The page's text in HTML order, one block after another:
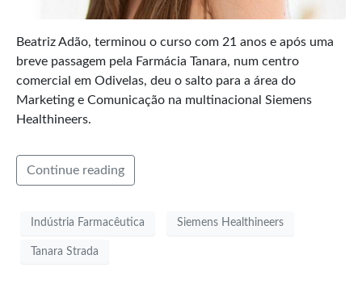
Beatriz Adão, terminou o curso com 21 anos e após uma
breve passagem pela Farmácia Tanara, num centro
comercial em Odivelas, deu o salto para a área do
Marketing e Comunicação na multinacional Siemens
Healthineers.
Continue reading
Indústria Farmacêutica Siemens Healthineers
Tanara Strada